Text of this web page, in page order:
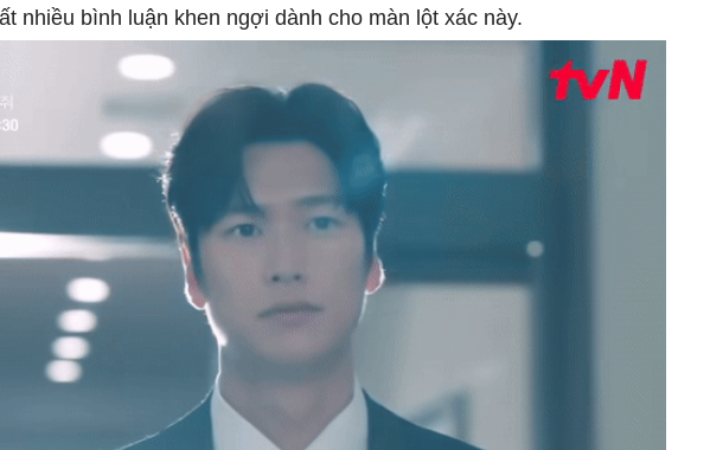
nhiều bình luận khen ngợi dành cho màn lột xác này.